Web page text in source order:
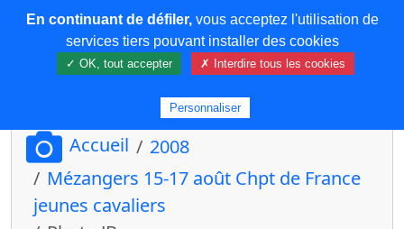
COREMA
Accueil
2008
Mézangers 15-17 août Chpt de France
jeunes cavaliers
En continuant de défiler,vous acceptez l'utilisation de
services tiers pouvant installer des cookies
✓ OK, tout accepter ✗ Interdire tous les cookies
Personnaliser